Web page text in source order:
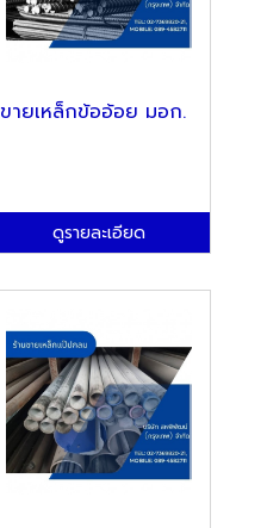
ขายเหล็กข้ออ้อย มอก.
ดูรายละเอียด